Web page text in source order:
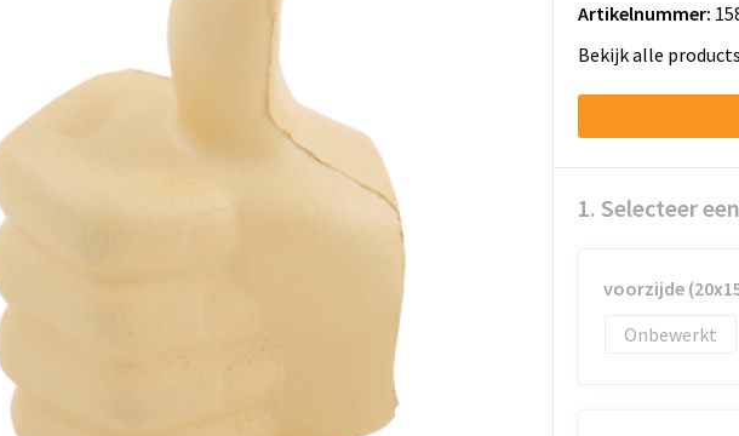
Artikelnummer:
Bekijk alle
1. Selecteer
voorzijde
Onbewerkt